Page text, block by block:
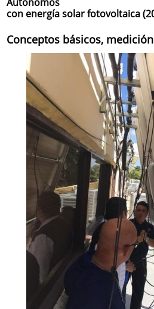
con energía solar fotovoltaica
Conceptos básicos, medición